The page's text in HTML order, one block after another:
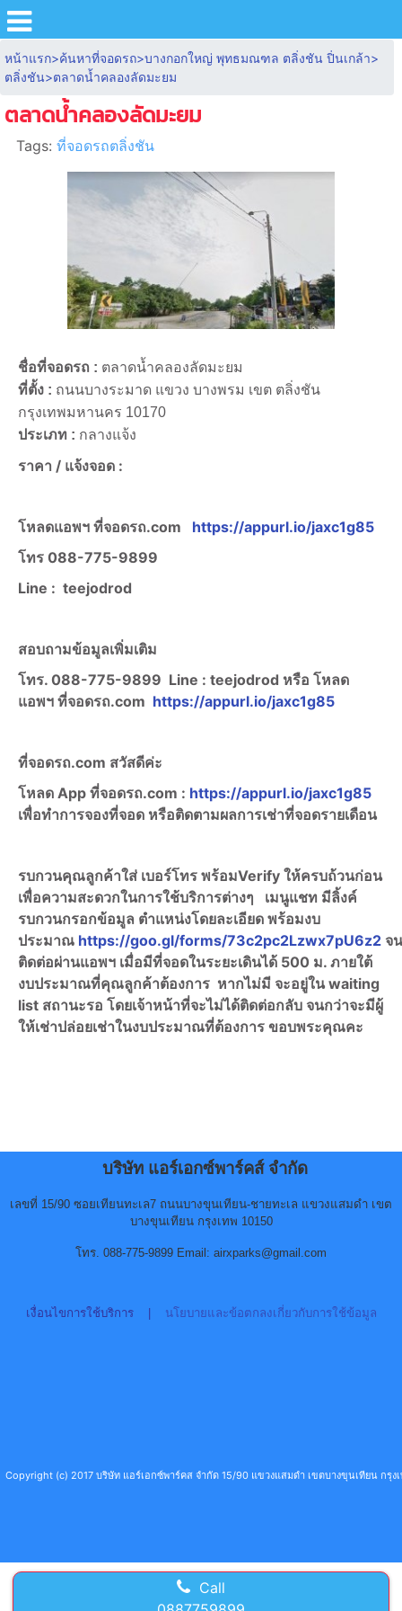
หน้าแรก>ค้นหาที่จอดรถ>บางกอกใหญ่ พุทธมณฑล ตลิ่งชัน ปิ่นเกล้า>
ตลิ่งชัน>ตลาดน้ำคลองลัดมะยม
ตลาดน้ำคลองลัดมะยม
Tags:ที่จอดรถตลิ่งชัน
ชื่อที่จอดรถ : ตลาดน้ำคลองลัดมะยม
ที่ตั้ง : ถนนบางระมาด แขวง บางพรม เขต ตลิ่งชัน
กรุงเทพมหานคร 10170
ประเภท : กลางแจ้ง
ราคา / แจ้งจอด :
โหลดแอพฯ ที่จอดรถ.com
https://appurl.io/jaxc1g85
โทร 088-775-9899
Line : teejodrod
สอบถามข้อมูลเพิ่มเติม
โทร. 088-775-9899 Line : teejodrod หรือ โหลด
แอพฯ ที่จอดรถ.com https://appurl.io/jaxc1g85
ที่จอดรถ.com สวัสดีค่ะ
โหลด App ที่จอดรถ.com : https://appurl.io/jaxc1g85
เพื่อทำการจองที่จอด หรือติดตามผลการเช่าที่จอดรายเดือน
รบกวนคุณลูกค้าใส่ เบอร์โทร พร้อมVerify ให้ครบถ้วนก่อน
เพื่อความสะดวกในการใช้บริการต่างๆ เมนูแชท มีลิ้งค์
รบกวนกรอกข้อมูล ตำแหน่งโดยละเอียด พร้อมงบ
ประมาณ https://goo.gl/forms/73c2pc2Lzwx7pU6z2 จ
ติดต่อผ่านแอพฯ เมื่อมีที่จอดในระยะเดินได้ 500 ม. ภายใต้
งบประมาณที่คุณลูกค้าต้องการ หากไม่มี จะอยู่ใน waiting
list สถานะรอ โดยเจ้าหน้าที่จะไม่ได้ติดต่อกลับ จนกว่าจะมีผู้
ให้เช่าปล่อยเช่าในงบประมาณที่ต้องการ ขอบพระคุณคะ
บริษัท แอร์เอกซ์พาร์คส์ จำกัด
เลขที่ 15/90 ซอยเทียนทะเล7 ถนนบางขุนเทียน-ชายทะเล แขวงแสมดำ เขต
บางขุนเทียน กรุงเทพ 10150
โทร. 088-775-9899 Email: airxparks@gmail.com
เงื่อนไขการใช้บริการ| นโยบายและข้อตกลงเกี่ยวกับการใช้ข้อมูล
Copyright (c) 2017 บริษัท แอร์เอกซ์พาร์คส จำกัด 15/90 แขวงแสมดำ เขตบางขุนเทียน กรุ
Call